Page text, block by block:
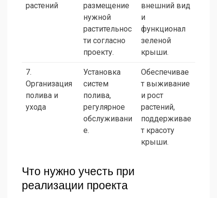
растений
размещение
нужной
растительнос
ти согласно
проекту.
внешний вид
и
функционал
зеленой
крыши.
7.
Организация
полива и
ухода
Установка
систем
полива,
регулярное
обслуживани
е.
Обеспечивае
т выживание
и рост
растений,
поддерживае
т красоту
крыши.
Что нужно учесть при
реализации проекта